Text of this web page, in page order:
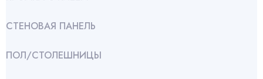
СТЕНОВАЯ ПАНЕЛЬ
ПОЛ/СТОЛЕШНИЦЫ